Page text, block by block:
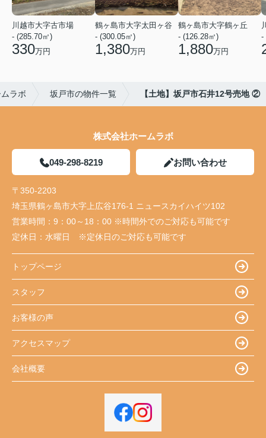
川越市大字古市場
- (285.70㎡)
330万円
鶴ヶ島市大字太田ヶ谷
- (300.05㎡)
1,380万円
鶴ヶ島市大字鶴ヶ丘
- (126.28㎡)
1,880万円
-
ラボ 坂戸市の物件一覧 【土地】坂戸市石井12号売地 ②
株式会社ホームラボ
049-298-8219 お問い合わせ
〒350-2203
埼玉県鶴ヶ島市大字上広谷176-1 ニュースカイハイツ102
営業時間： 9：00～18：00 ※時間外でのご対応も可能です
定休日： 水曜日 ※定休日のご対応も可能です
トップページ
スタッフ
お客様の声
アクセスマップ
会社概要